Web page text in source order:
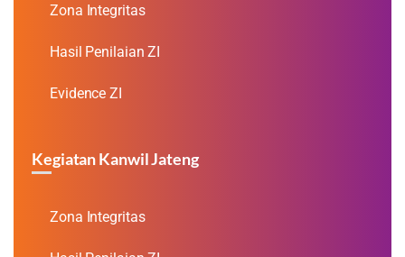
Zona Integritas
Hasil Penilaian ZI
Evidence ZI
Kegiatan Kanwil Jateng
Zona Integritas